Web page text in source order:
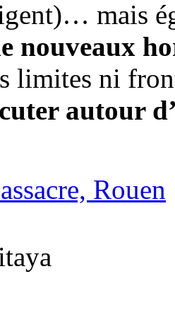
mais
nouveaux
limites ni
autour
Rouen